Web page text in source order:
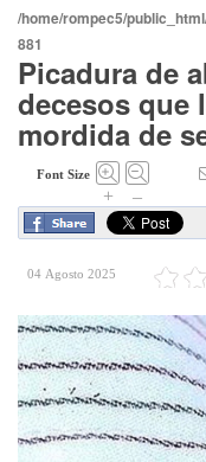
/home/rompec5/
881
Picadura de
decesos que
mordida de
Font Size
+ –
04 Agosto 2025